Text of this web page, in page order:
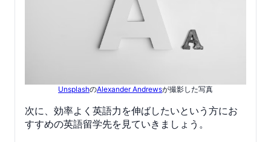
UnsplashのAlexander Andrewsが撮影した写真
次に、効率よく英語力を伸ばしたいという方にお
すすめの英語留学先を見ていきましょう。